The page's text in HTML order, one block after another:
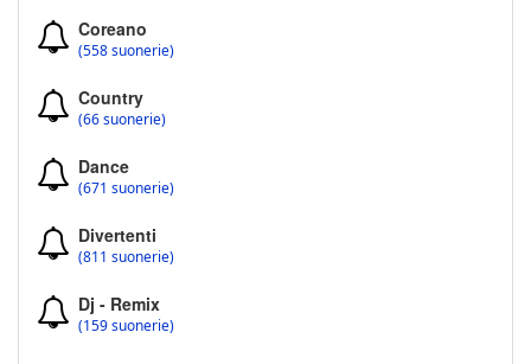
Coreano
(558 suonerie)
Country
(66 suonerie)
Dance
(671 suonerie)
Divertenti
(811 suonerie)
Dj - Remix
(159 suonerie)